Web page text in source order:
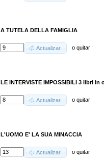
A TUTELA DELLA FAMIGLIA
Actualizar oquitar
LE INTERVISTE IMPOSSIBILI 3 libri in
Actualizar oquitar
L'UOMO E' LA SUA MINACCIA
Actualizar oquitar